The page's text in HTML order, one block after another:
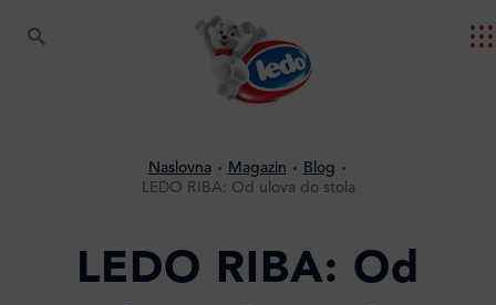
Naslovna Magazin
Blog
LEDO RIBA: Od ulova do stola
LEDO RIBA: Od